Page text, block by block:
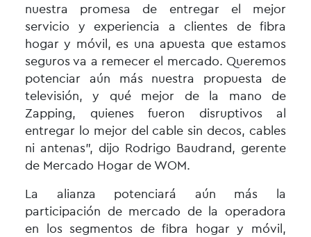
nuestra promesa de entregar el mejor
servicio y experiencia a clientes de fibra
hogar y móvil, es una apuesta que estamos
seguros va a remecer el mercado. Queremos
potenciar aún más nuestra propuesta de
televisión, y qué mejor de la mano de
Zapping, quienes fueron disruptivos al
entregar lo mejor del cable sin decos, cables
ni antenas”, dijo Rodrigo Baudrand, gerente
de Mercado Hogar de WOM.
La alianza potenciará aún más la
participación de mercado de la operadora
en los segmentos de fibra hogar y móvil,